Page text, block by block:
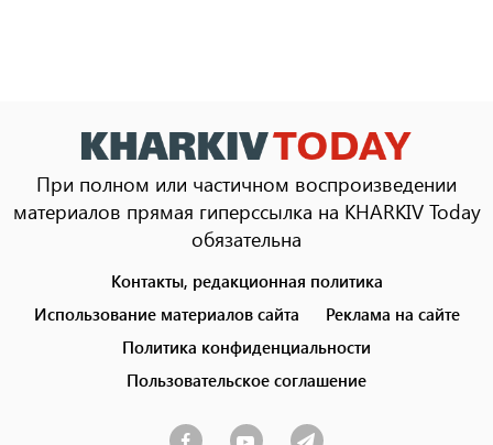
При полном или частичном воспроизведении
материалов прямая гиперссылка на KHARKIV Today
обязательна
menu
Контакты, редакционная политика
Использование материалов сайта
Реклама на сайте
Политика конфиденциальности
Пользовательское соглашение